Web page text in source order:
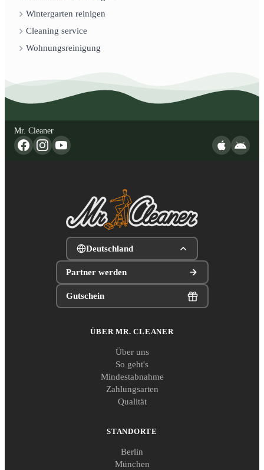
Wintergarten reinigen
Cleaning service
Wohnungsreinigung
Mr. Cleaner
Deutschland
Partner werden
Gutschein
ÜBER MR. CLEANER
Über uns
So geht's
Mindestabnahme
Zahlungsarten
Qualität
STANDORTE
Berlin
München